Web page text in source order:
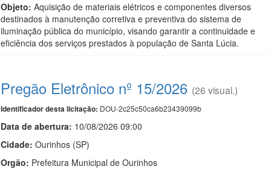
Objeto: Aquisição de materiais elétricos e componentes diversos
destinados à manutenção corretiva e preventiva do sistema de
iluminação pública do município, visando garantir a continuidade e
eficiência dos serviços prestados à população de Santa Lúcia.
Pregão Eletrônico nº 15/2026 (26 visual.)
Identificador desta licitação: DOU-2c25c50ca6b23439099b
Data de abertura: 10/08/2026 09:00
Cidade: Ourinhos (SP)
Orgão: Prefeitura Municipal de Ourinhos